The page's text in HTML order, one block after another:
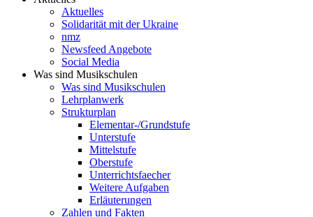
Aktuelles
Solidarität mit der Ukraine
nmz
Newsfeed Angebote
Social Media
Was sind Musikschulen
Was sind Musikschulen
Lehrplanwerk
Strukturplan
Elementar-/Grundstufe
Unterstufe
Mittelstufe
Oberstufe
Unterrichtsfaecher
Weitere Aufgaben
Erläuterungen
Zahlen und Fakten